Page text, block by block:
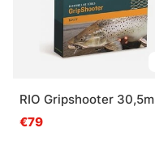
RIO Gripshooter 30,5m
€79